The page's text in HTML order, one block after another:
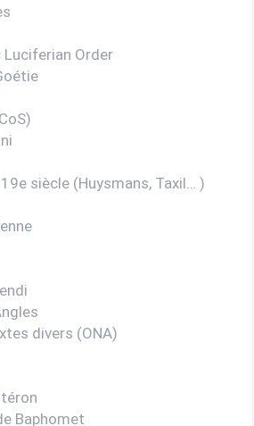
Order
siècle (Huysmans, Taxil… )
divers (ONA)
Baphomet